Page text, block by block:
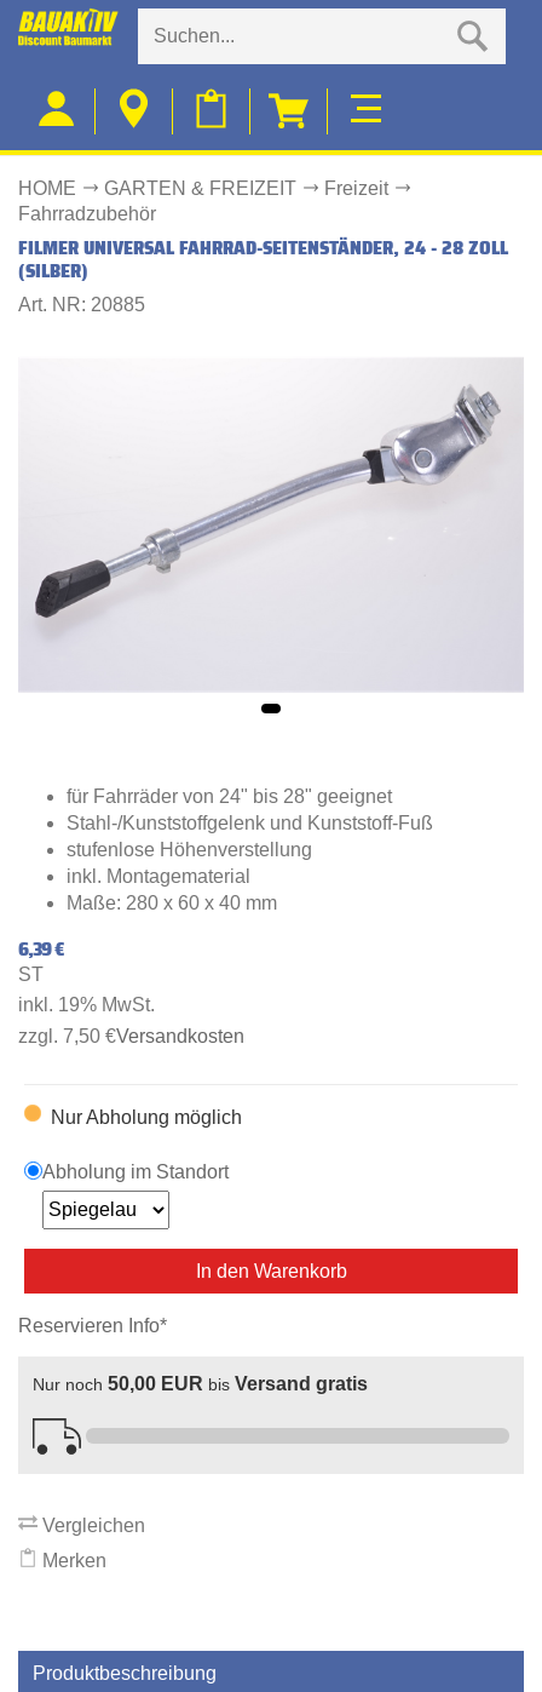
HOME GARTEN & FREIZEIT
Freizeit
Fahrradzubehör
FILMER UNIVERSAL FAHRRAD-SEITENSTÄNDER, 24 - 28 ZOLL
(SILBER)
Art. NR: 20885
für Fahrräder von 24" bis 28" geeignet
Stahl-/Kunststoffgelenk und Kunststoff-Fuß
stufenlose Höhenverstellung
inkl. Montagematerial
Maße: 280 x 60 x 40 mm
6,39 €
ST
inkl. 19% MwSt.
zzgl. 7,50 €Versandkosten
Nur Abholung möglich
Abholung im Standort
In den Warenkorb
Reservieren Info*
Nur noch 50,00 EUR bis Versand gratis
Vergleichen
Merken
Produktbeschreibung